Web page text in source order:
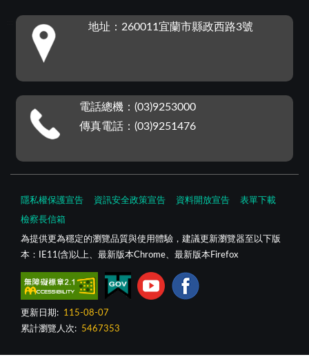
地址：260011宜蘭市縣政西路3號
電話總機：(03)9253000
傳真電話：(03)9251476
隱私權保護宣告 資訊安全政策宣告 資料開放宣告 表單下載
檢察長信箱
為提供更為穩定的瀏覽品質與使用體驗，建議更新瀏覽器至以下版
本：IE11(含)以上、最新版本Chrome、最新版本Firefox
更新日期:
115-08-07
累計瀏覽人次:
5467353